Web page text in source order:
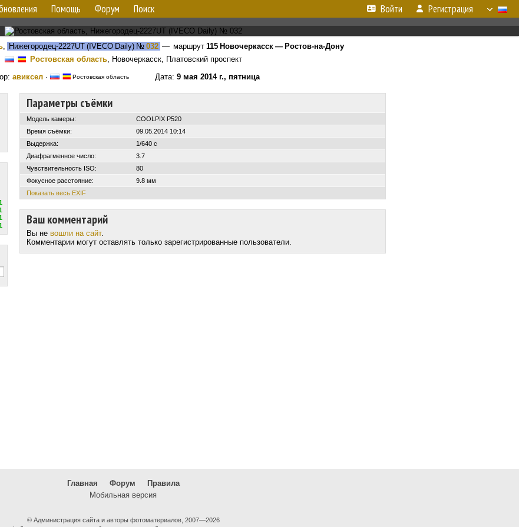
Помощь Форум Поиск Войти Регистрация
, Нижегородец-2227UT (IVECO Daily) № 032 — маршрут 115 Новочеркасск — Ростов-на-Дону
Ростовская область, Новочеркасск, Платовский проспект
авиксел · Ростовская область Дата: 9 мая 2014 г., пятница
Параметры съёмки
Модель камеры:
COOLPIX P520
Время съёмки:
09.05.2014 10:14
Выдержка:
1/640 с
Диафрагменное число:
3.7
Чувствительность ISO:
80
Фокусное расстояние:
9.8 мм
Показать весь EXIF
Ваш комментарий
Вы не вошли на сайт.
Комментарии могут оставлять только зарегистрированные пользователи.
Главная Форум
Правила
Мобильная версия
© Администрация сайта и авторы фотоматериалов, 2007—2026